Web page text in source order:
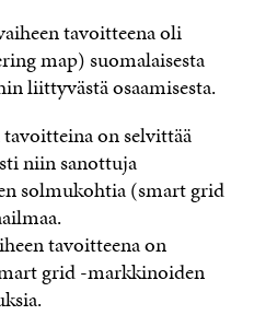
tavoitteena oli
map) suomalaisesta
liittyvästä osaamisesta.
on selvittää
niin sanottuja
solmukohtia (smart grid
tavoitteena on
grid -markkinoiden